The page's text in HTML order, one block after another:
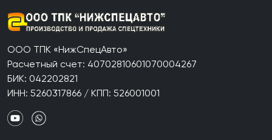
ООО ТПК «НижСпецАвто»
Расчетный счет: 40702810601070004267
БИК: 042202821
ИНН: 5260317866 / КПП: 526001001